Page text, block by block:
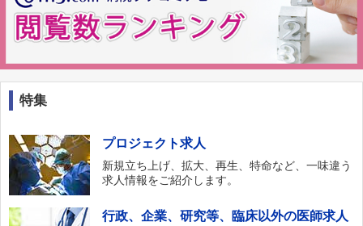
特集
プロジェクト求人
新規立ち上げ、拡大、再生、特命など、一味違う
求人情報をご紹介します。
行政、企業、研究等、臨床以外の医師求人